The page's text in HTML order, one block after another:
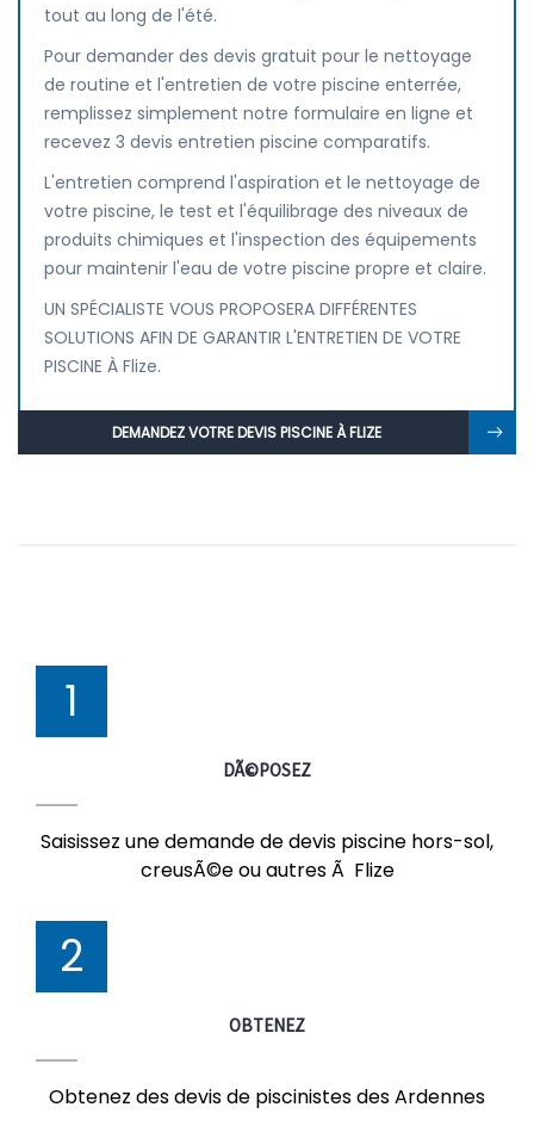
tout au long de l'été.
Pour demander des devis gratuit pour le nettoyage
de routine et l'entretien de votre piscine enterrée,
remplissez simplement notre formulaire en ligne et
recevez 3 devis entretien piscine comparatifs.
L'entretien comprend l'aspiration et le nettoyage de
votre piscine, le test et l'équilibrage des niveaux de
produits chimiques et l'inspection des équipements
pour maintenir l'eau de votre piscine propre et claire.
UN SPÉCIALISTE VOUS PROPOSERA DIFFÉRENTES
SOLUTIONS AFIN DE GARANTIR L'ENTRETIEN DE VOTRE
PISCINE À Flize.
DEMANDEZ VOTRE DEVIS PISCINE À FLIZE
1
DÃ©POSEZ
Saisissez une demande de devis piscine hors-sol,
creusÃ©e ou autres Ã Flize
2
OBTENEZ
Obtenez des devis de piscinistes des Ardennes